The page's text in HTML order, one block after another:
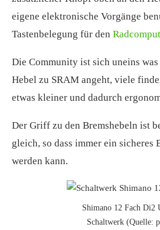
eigene elektronische Vorgänge
Tastenbelegung für den
Die Community ist sich uneins
Hebel zu SRAM angeht, viele
etwas kleiner und dadurch
Der Griff zu den Bremshebeln ist
gleich, so dass immer ein sicheres
werden kann.
Shimano 12 Fach Di2
Schaltwerk (Quelle: